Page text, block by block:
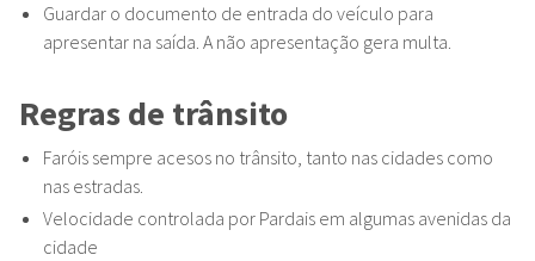
Guardar o documento de entrada do veículo para
apresentar na saída. A não apresentação gera multa.
Regras de trânsito
Faróis sempre acesos no trânsito, tanto nas cidades como
nas estradas.
Velocidade controlada por Pardais em algumas avenidas da
cidade